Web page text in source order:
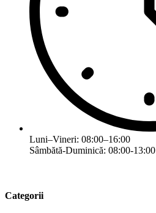
Luni–Vineri: 08:00–16:00
Sâmbătă-Duminică: 08:00-13:00
Categorii